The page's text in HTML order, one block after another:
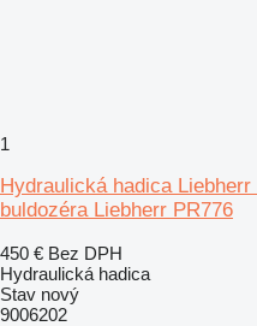
1
Hydraulická hadica
buldozéra Liebherr PR776
450 € Bez DPH
Hydraulická hadica
Stav nový
9006202